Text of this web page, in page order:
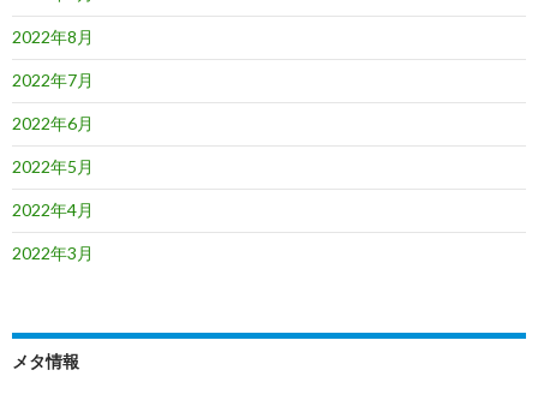
2022年8月
2022年7月
2022年6月
2022年5月
2022年4月
2022年3月
メタ情報